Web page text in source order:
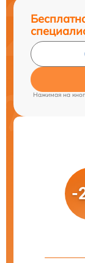
Нажимая на
-